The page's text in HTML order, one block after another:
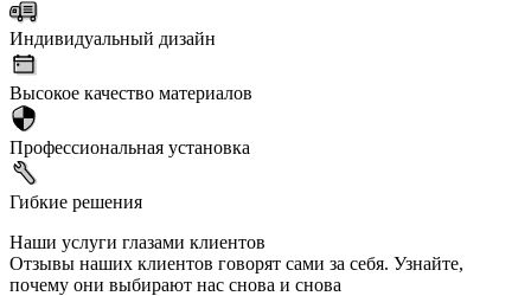
Индивидуальный дизайн
Высокое качество материалов
Профессиональная установка
Гибкие решения
Наши услуги глазами клиентов
Отзывы наших клиентов говорят сами за себя. Узнайте,
почему они выбирают нас снова и снова